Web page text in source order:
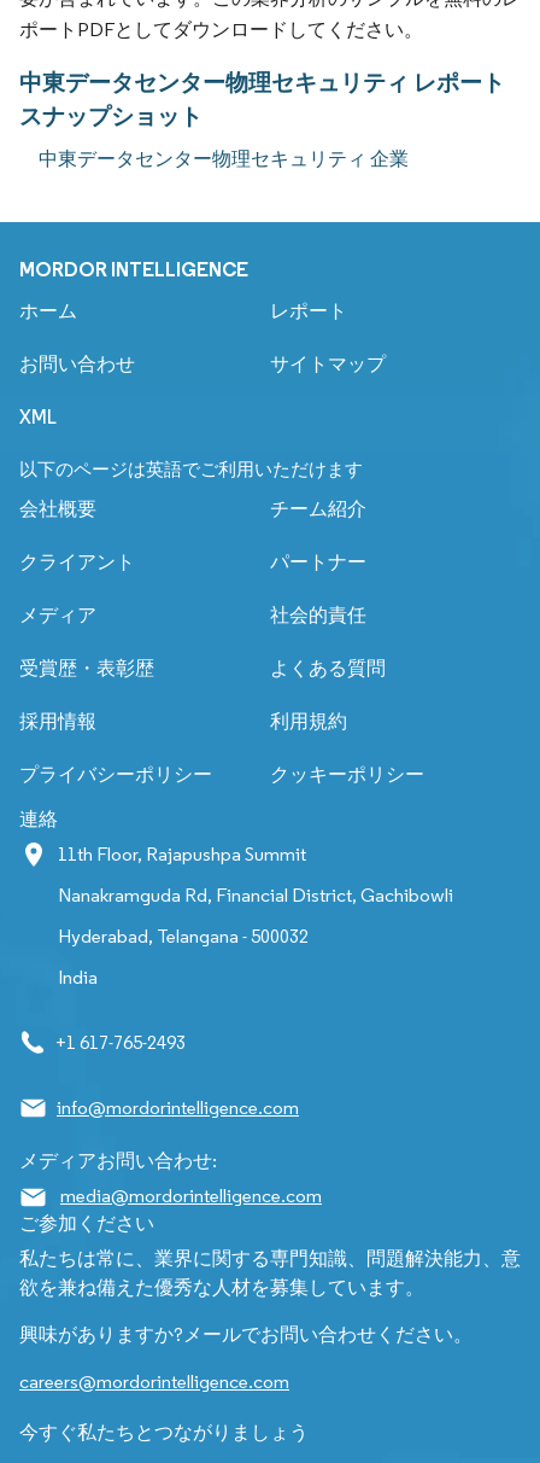
ポートPDFとしてダウンロードしてください。
中東データセンター物理セキュリティ レポート
スナップショット
中東データセンター物理セキュリティ 企業
MORDOR INTELLIGENCE
ホーム レポート
お問い合わせ サイトマップ
XML
以下のページは英語でご利用いただけます
会社概要
チーム紹介
クライアント パートナー
メディア 社会的責任
受賞歴・表彰歴 よくある質問
採用情報 利用規約
プライバシーポリシー クッキーポリシー
連絡
11th Floor, Rajapushpa Summit
Nanakramguda Rd, Financial District, Gachibowli
Hyderabad, Telangana - 500032
India
+1 617-765-2493
info@mordorintelligence.com
メディアお問い合わせ:
media@mordorintelligence.com
ご参加ください
私たちは常に、業界に関する専門知識、問題解決能力、意
欲を兼ね備えた優秀な人材を募集しています。
興味がありますか?メールでお問い合わせください。
careers@mordorintelligence.com
今すぐ私たちとつながりましょう